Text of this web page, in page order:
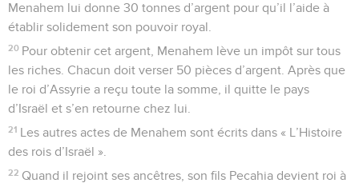
Menahem lui donne 30 tonnes d’argent pour qu’il l’aide à
établir solidement son pouvoir royal.
20 Pour obtenir cet argent, Menahem lève un impôt sur tous
les riches. Chacun doit verser 50 pièces d’argent. Après que
le roi d’Assyrie a reçu toute la somme, il quitte le pays
d’Israël et s’en retourne chez lui.
21 Les autres actes de Menahem sont écrits dans « L’Histoire
des rois d’Israël ».
22 Quand il rejoint ses ancêtres, son fils Pecahia devient roi à